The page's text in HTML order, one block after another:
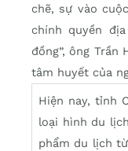
chẽ, sự vào
chính quyền
đồng”, ông Trần
tâm huyết của
Hiện nay, tỉnh
loại hình du
phẩm du lịch